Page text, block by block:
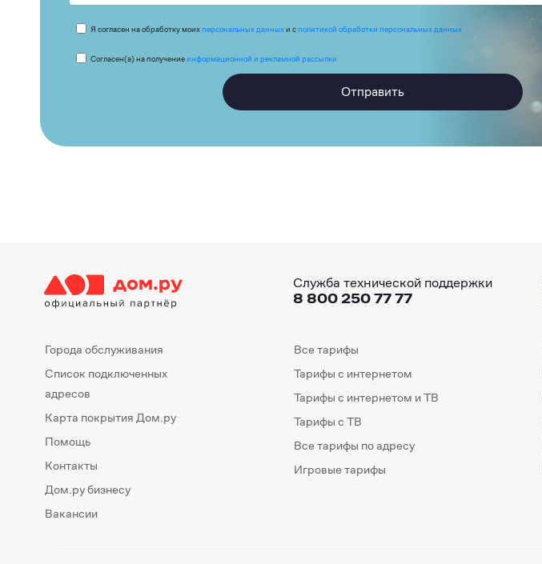
Я согласен на обработку моихперсональных данныхи сполитикой обработки персональных данных
Согласен(а) на получениеинформационной и рекламной рассылки
Отправить
Служба технической поддержки
8 800 250 77 77
Города обслуживания
Список подключенных
адресов
Карта покрытия Дом.ру
Помощь
Контакты
Дом.ру бизнесу
Вакансии
Все тарифы
Тарифы с интернетом
Тарифы с интернетом и ТВ
Тарифы с ТВ
Все тарифы по адресу
Игровые тарифы